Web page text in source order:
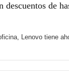
de
Lenovo tiene